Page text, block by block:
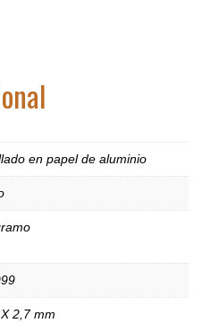
en papel de aluminio
2,7 mm